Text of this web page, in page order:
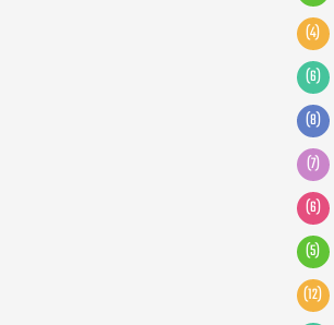
(4)
(6)
(8)
(7)
(6)
(5)
(12)